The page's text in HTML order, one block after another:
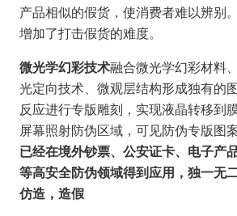
产品相似的假货，使消费者难以辨别
增加了打击假货的难度。
微光学幻彩技术融合微光学幻彩材料
光定向技术、微观层结构形成独有的
反应进行专版雕刻，实现液晶转移到
屏幕照射防伪区域，可见防伪专版图
已经在境外钞票、公安证卡、电子产
等高安全防伪领域得到应用，独一无
仿造，造假